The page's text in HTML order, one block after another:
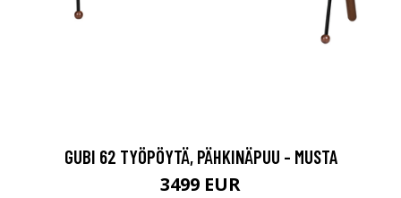
GUBI 62 TYÖPÖYTÄ, PÄHKINÄPUU - MUSTA
3499 EUR